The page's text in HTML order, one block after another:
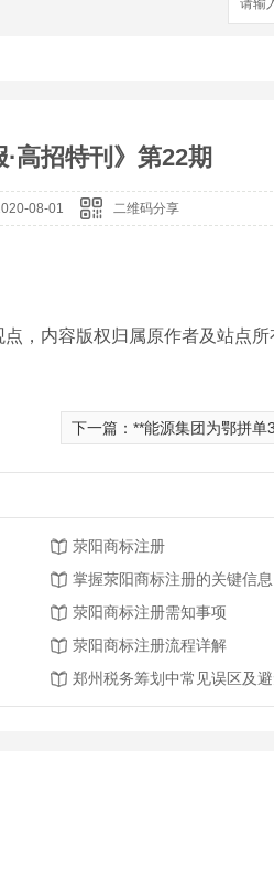
高招特刊》第22期
08-01 二维码分享
，内容版权归属原作者及站点
下一篇： **能源集团为鄂拼单
荥阳商标注册
掌握荥阳商标注册的关键信息
荥阳商标注册需知事项
荥阳商标注册流程详解
郑州税务筹划中常见误区及